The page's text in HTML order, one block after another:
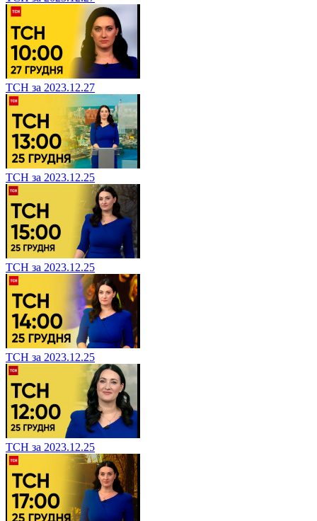
ТСН за 2023.12.27
ТСН за 2023.12.25
ТСН за 2023.12.25
ТСН за 2023.12.25
ТСН за 2023.12.25